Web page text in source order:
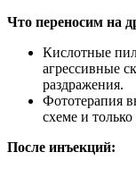
Что переносим на
Кислотные
агрессивные
раздражения.
Фототерапия
схеме и
После инъекций: